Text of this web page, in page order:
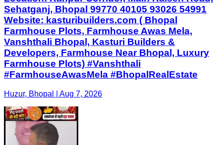
Sehatganj, Bhopal 99770 40105 93026 54991
Website: kasturibuilders.com ( Bhopal
Farmhouse Plots, Farmhouse Awas Mela,
Vanshthali Bhopal, Kasturi Builders &
Developers, Farmhouse Near Bhopal, Luxury
Farmhouse Plots) #Vanshthali
#FarmhouseAwasMela #BhopalRealEstate
Huzur, Bhopal | Aug 7, 2026